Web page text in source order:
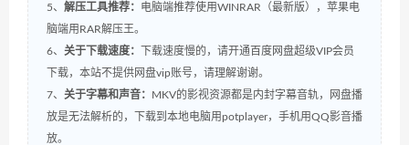
5、 解压工具推荐： 电脑端推荐使用WINRAR（最新版），苹果电
脑端用RAR解压王。
6、 关于下载速度：
下载速度慢的，请开通百度网盘超级VIP会员
下载，本站不提供网盘vip账号，请理解谢谢。
7、 关于字幕和声音： MKV的影视资源都是内封字幕音轨，网盘播
放是无法解析的，下载到本地电脑用potplayer，手机用QQ影音播
放。